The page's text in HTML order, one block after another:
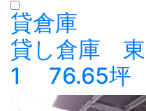
貸倉庫
貸し倉庫 東
1 76.65坪